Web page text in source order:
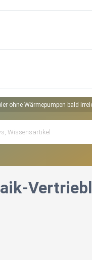
ohne Wärmepumpen bald